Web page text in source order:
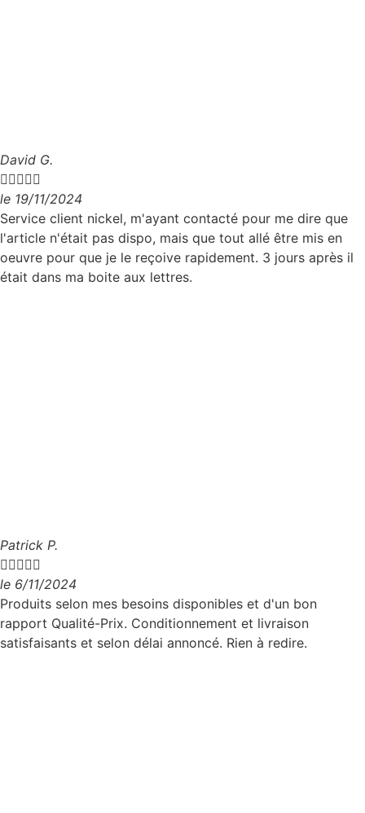
David G.

le 19/11/2024
Service client nickel, m'ayant contacté pour me dire que
l'article n'était pas dispo, mais que tout allé être mis en
oeuvre pour que je le reçoive rapidement. 3 jours après il
était dans ma boite aux lettres.
Patrick P.

le 6/11/2024
Produits selon mes besoins disponibles et d'un bon
rapport Qualité-Prix. Conditionnement et livraison
satisfaisants et selon délai annoncé. Rien à redire.